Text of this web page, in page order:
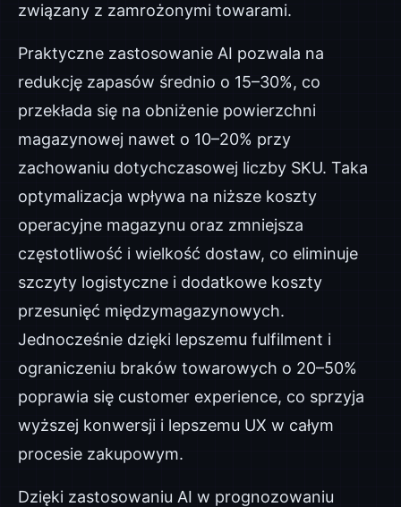
związany z zamrożonymi towarami.
Praktyczne zastosowanie AI pozwala na
redukcję zapasów średnio o 15–30%, co
przekłada się na obniżenie powierzchni
magazynowej nawet o 10–20% przy
zachowaniu dotychczasowej liczby SKU. Taka
optymalizacja wpływa na niższe koszty
operacyjne magazynu oraz zmniejsza
częstotliwość i wielkość dostaw, co eliminuje
szczyty logistyczne i dodatkowe koszty
przesunięć międzymagazynowych.
Jednocześnie dzięki lepszemu fulfilment i
ograniczeniu braków towarowych o 20–50%
poprawia się customer experience, co sprzyja
wyższej konwersji i lepszemu UX w całym
procesie zakupowym.
Dzięki zastosowaniu AI w prognozowaniu